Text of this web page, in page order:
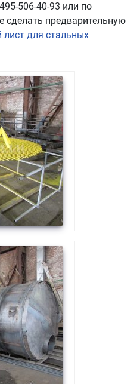
506-40-93 или по
сделать предварительную
лист для стальных